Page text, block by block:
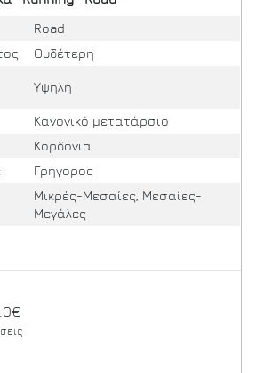
Road
Ουδέτερη
Υψηλή
Κανονικό μετατάρσιο
Κορδόνια
Γρήγορος
Μικρές-Μεσαίες, Μεσαίες-
Μεγάλες